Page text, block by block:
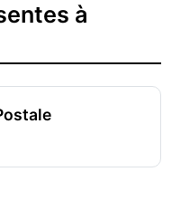
à